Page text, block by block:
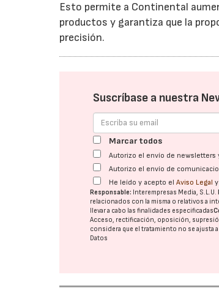
Esto permite a Continental
productos y garantiza que la
precisión.
Suscríbase a nuestra
Marcar todos
Autorizo el envío de
Autorizo el envío de
He leído y acepto elAviso Legal
Responsable: Interempresas Media, S.L.U.
relacionados con la misma o relativos a
llevar a cabo las finalidades especificadas
Acceso, rectificación, oposición,
considera que el tratamiento no se ajusta
Datos